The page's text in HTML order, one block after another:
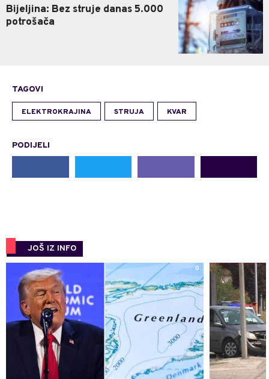
Bijeljina: Bez struje danas 5.000
potrošača
TAGOVI
ELEKTROKRAJINA STRUJA KVAR
PODIJELI
JOŠ IZ INFO
0